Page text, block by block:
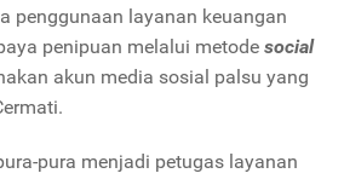
penggunaan layanan keuangan
penipuan melalui metode social
akun media sosial palsu yang
pura menjadi petugas layanan